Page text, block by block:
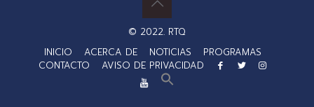
© 2022. RTQ
INICIO
ACERCA DE NOTICIAS
PROGRAMAS
CONTACTO
AVISO DE PRIVACIDAD